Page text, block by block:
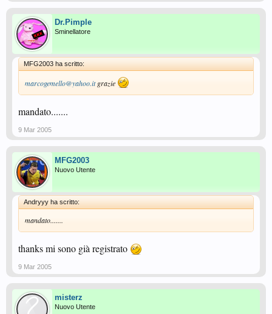
Dr.Pimple
Sminellatore
MFG2003 ha scritto:
marcogemello@yahoo.itgrazie
mandato.......
9 Mar 2005
MFG2003
Nuovo Utente
Andryyy ha scritto:
mandato.......
thanks mi sono già registrato
9 Mar 2005
misterz
Nuovo Utente